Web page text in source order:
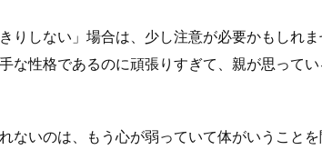
きりしない」場合は、少し注意が必要かもしれ
な性格であるのに頑張りすぎて、親が思って
ないのは、もう心が弱っていて体がいうこと